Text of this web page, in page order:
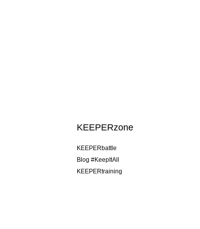
KEEPERzone
KEEPERbattle
Blog #KeepItAll
KEEPERtraining